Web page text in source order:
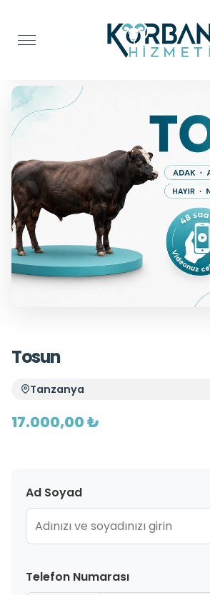
Şükür Kurbanı
Tosun
Tanzanya
17.000,00 ₺
Ad Soyad
Telefon Numarası